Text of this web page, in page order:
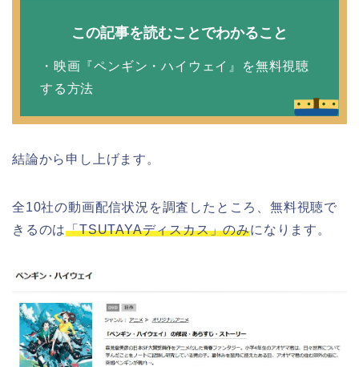
この記事を読むことでわかること
・映画『ペンギン・ハイウェイ』を無料視聴
する方法
結論から申し上げます。
全10社の動画配信状況を調査したところ、無料視聴で
きるのは「TSUTAYAディスカス」のみになります。